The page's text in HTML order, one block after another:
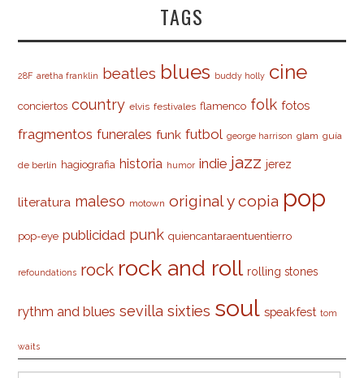
TAGS
28F aretha franklin beatles blues buddy holly cine
conciertos country elvis festivales flamenco folk fotos
fragmentos funerales funk futbol george harrison glam guía
de berlín hagiografia historia humor indie jazz jerez
literatura maleso motown original y copia pop
pop-eye publicidad punk quiencantaraentuentierro
refoundations rock rock and roll rolling stones
rythm and blues sevilla sixties soul speakfest tom
waits